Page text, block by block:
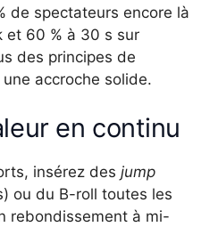
de spectateurs encore là
et 60 % à 30 s sur
des principes de
accroche solide.
en continu
insérez des jump
ou du B-roll toutes les
rebondissement à mi-